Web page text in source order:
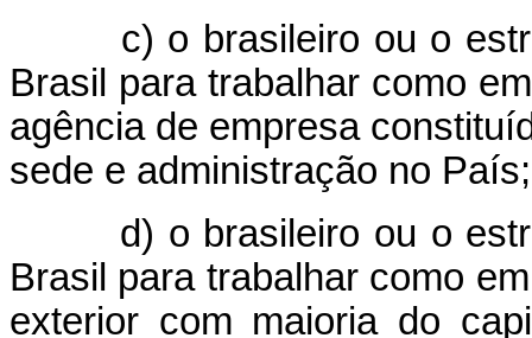
c) o brasileiro ou o
Brasil para trabalhar como
agência de empresa
sede e administração no País;
d) o brasileiro ou o
Brasil para trabalhar como
exterior com maioria do